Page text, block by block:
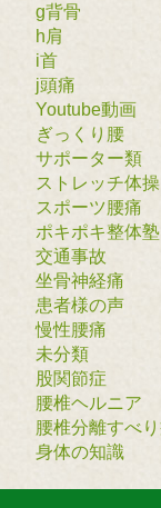
g背骨
h肩
i首
j頭痛
Youtube動画
ぎっくり腰
サポーター類
ストレッチ体操
スポーツ腰痛
ポキポキ整体塾
交通事故
坐骨神経痛
患者様の声
慢性腰痛
未分類
股関節症
腰椎ヘルニア
腰椎分離すべ
身体の知識